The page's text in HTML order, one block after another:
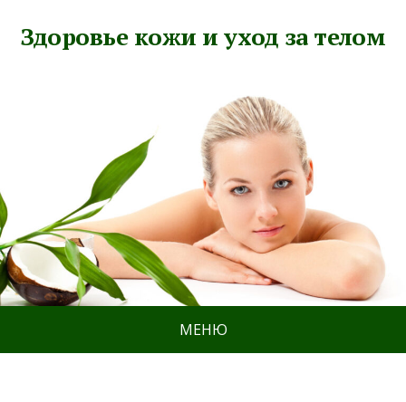
Здоровье кожи и уход за телом
МЕНЮ